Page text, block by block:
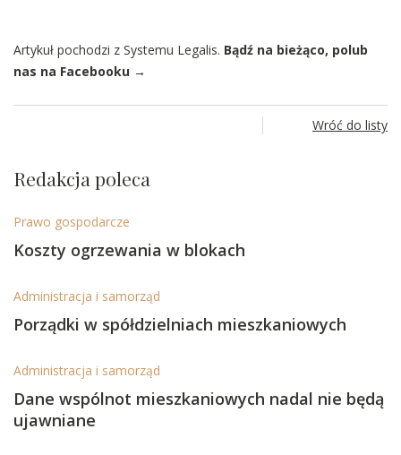
Artykuł pochodzi z Systemu Legalis. Bądź na bieżąco, polub
nas na Facebooku →
Wróć do listy
Redakcja poleca
Prawo gospodarcze
Koszty ogrzewania w blokach
Administracja i samorząd
Porządki w spółdzielniach mieszkaniowych
Administracja i samorząd
Dane wspólnot mieszkaniowych nadal nie będą
ujawniane